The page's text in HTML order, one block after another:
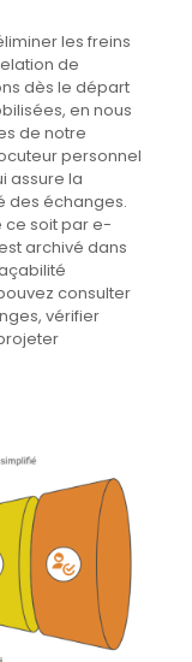
les freins
de
dès le départ
en nous
de notre
personnel
assure la
des échanges.
ce soit par e-
archivé dans
consulter
vérifier